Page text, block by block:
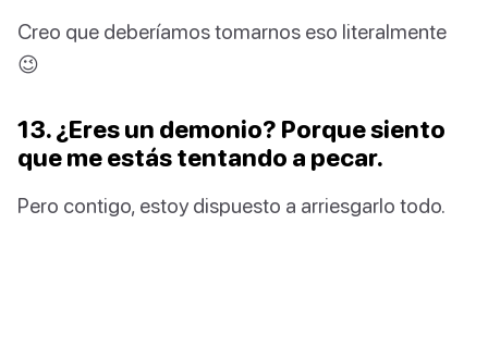
Creo que deberíamos tomarnos eso literalmente
😉
13. ¿Eres un demonio? Porque siento
que me estás tentando a pecar.
Pero contigo, estoy dispuesto a arriesgarlo todo.